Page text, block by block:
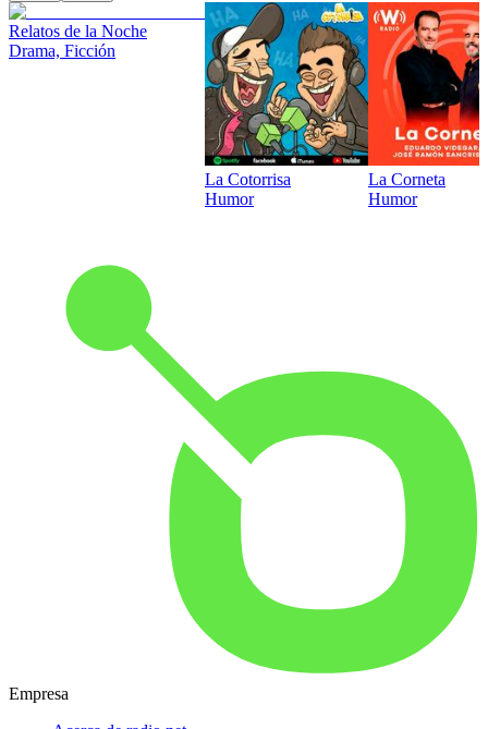
Relatos de la Noche
Drama, Ficción
La Cotorrisa
Humor
La Corneta
Humor
Empresa